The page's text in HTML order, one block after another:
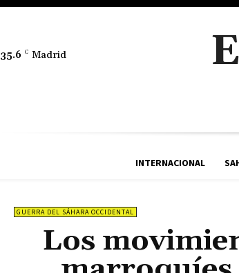
35.6 C Madrid
INTERNACIONAL
GUERRA DEL SÁHARA OCCIDENTAL
Los